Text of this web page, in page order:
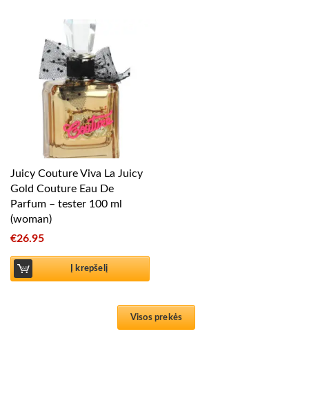
Juicy Couture Viva La Juicy
Gold Couture Eau De
Parfum – tester 100 ml
(woman)
€26.95
Į krepšelį
Visos prekės